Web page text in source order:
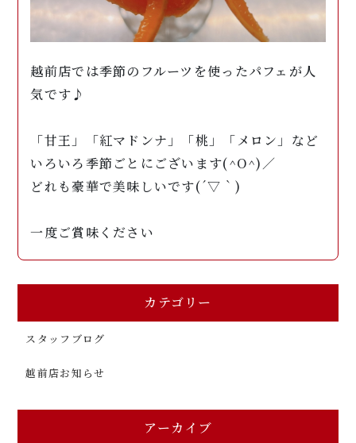
越前店では季節のフルーツを使ったパフェが人
気です♪
「甘王」「紅マドンナ」「桃」「メロン」など
いろいろ季節ごとにございます(^O^)／
どれも豪華で美味しいです(´▽｀)
一度ご賞味ください
カテゴリー
スタッフブログ
越前店お知らせ
アーカイブ